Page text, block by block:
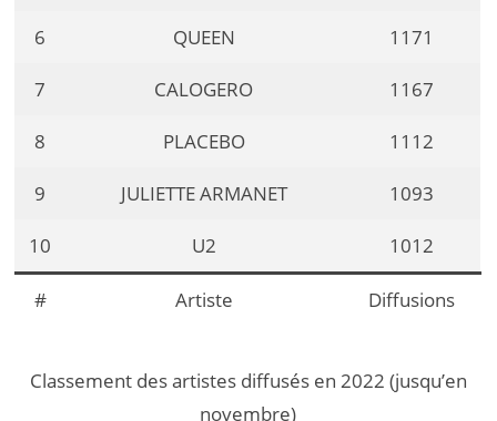
6 QUEEN 1171
7 CALOGERO 1167
8 PLACEBO 1112
9 JULIETTE ARMANET 1093
10 U2 1012
# Artiste Diffusions
Classement des artistes diffusés en 2022 (jusqu’en
novembre)